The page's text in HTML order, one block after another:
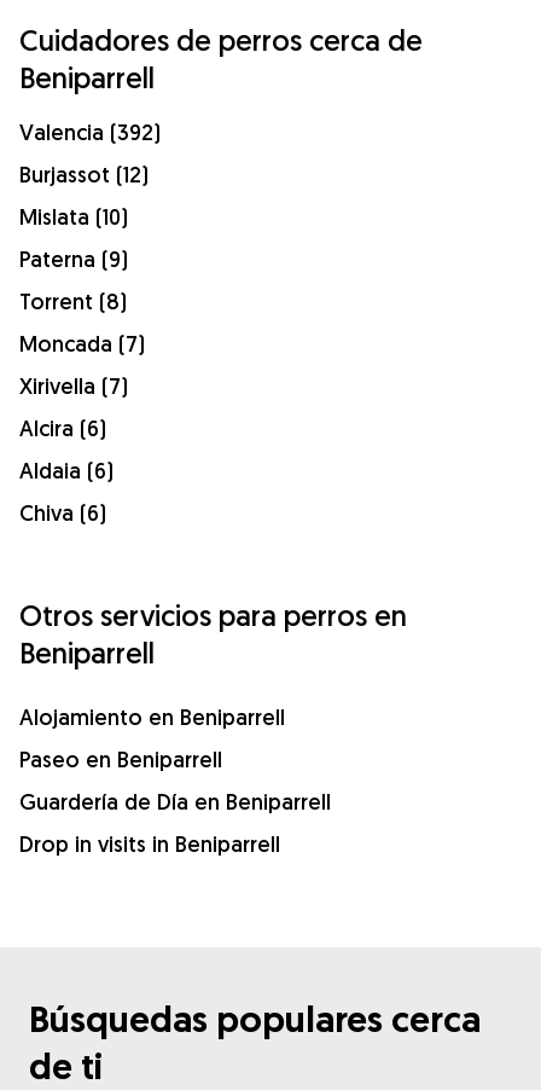
Cuidadores de perros cerca de
Beniparrell
Valencia (392)
Burjassot (12)
Mislata (10)
Paterna (9)
Torrent (8)
Moncada (7)
Xirivella (7)
Alcira (6)
Aldaia (6)
Chiva (6)
Otros servicios para perros en
Beniparrell
Alojamiento en Beniparrell
Paseo en Beniparrell
Guardería de Día en Beniparrell
Drop in visits in Beniparrell
Búsquedas populares cerca
de ti